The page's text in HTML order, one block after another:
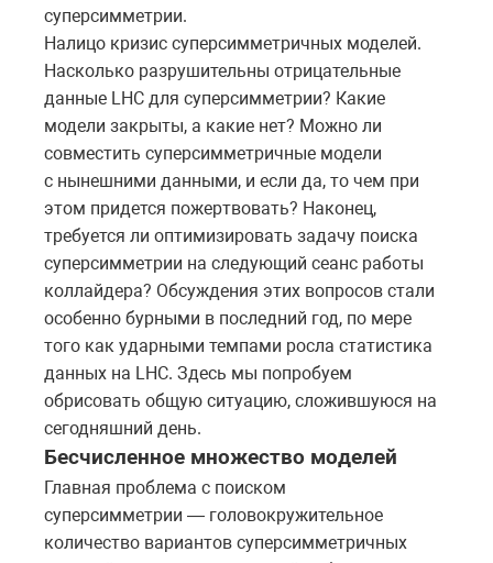
суперсимметрии.
Налицо кризис суперсимметричных моделей.
Насколько разрушительны отрицательные
данные LHC для суперсимметрии? Какие
модели закрыты, а какие нет? Можно ли
совместить суперсимметричные модели
с нынешними данными, и если да, то чем при
этом придется пожертвовать? Наконец,
требуется ли оптимизировать задачу поиска
суперсимметрии на следующий сеанс работы
коллайдера? Обсуждения этих вопросов стали
особенно бурными в последний год, по мере
того как ударными темпами росла статистика
данных на LHC. Здесь мы попробуем
обрисовать общую ситуацию, сложившуюся на
сегодняшний день.
Бесчисленное множество моделей
Главная проблема с поиском
суперсимметрии — головокружительное
количество вариантов суперсимметричных